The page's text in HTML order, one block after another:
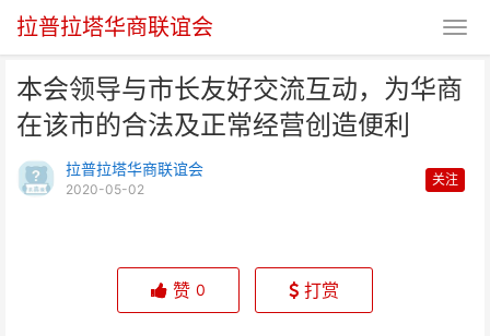
拉普拉塔华商联谊会
本会领导与市长友好交流互动，为华商
在该市的合法及正常经营创造便利
拉普拉塔华商联谊会
2020-05-02
关注
华商在该市的合法及正常
赞 0 打赏